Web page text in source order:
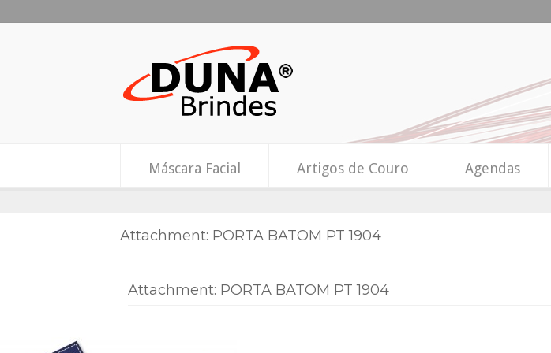
Máscara Facial Artigos de Couro Agendas
Attachment: PORTA BATOM PT 1904
Attachment: PORTA BATOM PT 1904